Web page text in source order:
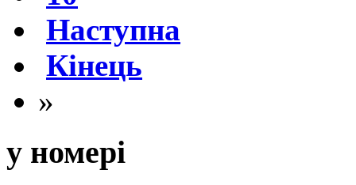
Наступна
Кінець
»
у номері